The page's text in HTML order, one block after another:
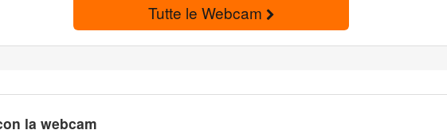
Tutte le Webcam
la webcam